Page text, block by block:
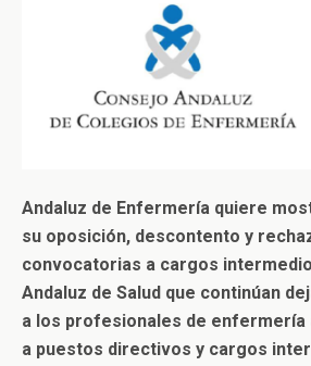
Andaluz de Enfermería quiere
su oposición, descontento y
convocatorias a cargos
Andaluz de Salud que continúan
a los profesionales de enfermería
a puestos directivos y cargos